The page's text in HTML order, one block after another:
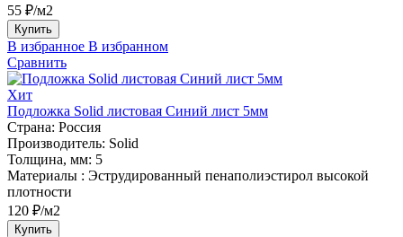
55 ₽/м2
Купить
В избранное В избранном
Сравнить
Хит
Подложка Solid листовая Синий лист 5мм
Страна: Россия
Производитель: Solid
Толщина, мм: 5
Материалы : Эструдированный пенаполиэстирол высокой
плотности
120 ₽/м2
Купить